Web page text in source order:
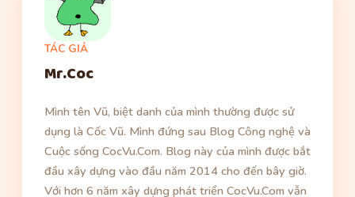
TÁC GIẢ
Mr.Coc
Mình tên Vũ, biệt danh của mình thường được sử
dụng là Cốc Vũ. Mình đứng sau Blog Công nghệ và
Cuộc sống CocVu.Com. Blog này của mình được bắt
đầu xây dựng vào đầu năm 2014 cho đến bây giờ.
Với hơn 6 năm xây dựng phát triển CocVu.Com vẫn